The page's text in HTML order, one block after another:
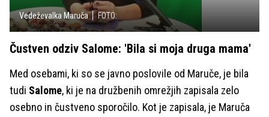
Vedeževalka Maruča FOTO:
Čustven odziv Salome: 'Bila si moja druga mama'
Med osebami, ki so se javno poslovile od Maruče, je bila
tudi Salome, ki je na družbenih omrežjih zapisala zelo
osebno in čustveno sporočilo. Kot je zapisala, je Maruča